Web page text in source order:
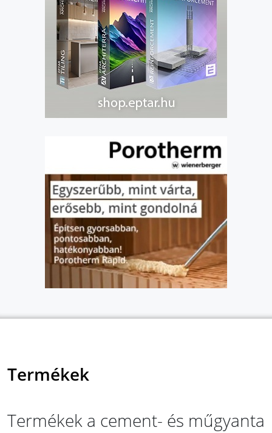
Termékek
Termékek a cement- és műgyanta